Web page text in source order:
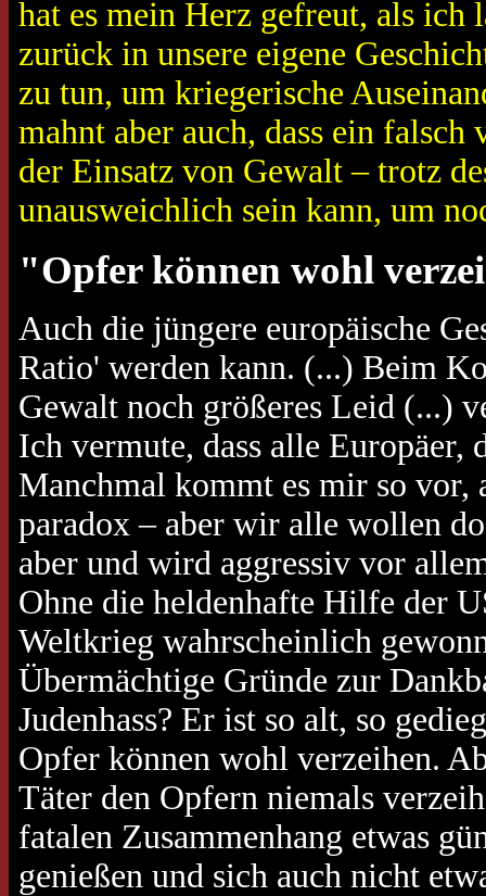
hat es mein Herz gefreut, als
zurück in unsere eigene
zu tun, um kriegerische
mahnt aber auch, dass ein
der Einsatz von Gewalt – trotz
unausweichlich sein kann, um
"Opfer können wohl
Auch die jüngere europäische
Ratio' werden kann. (...) Beim
Gewalt noch größeres Leid (...)
Ich vermute, dass alle Europäer,
Manchmal kommt es mir so vor,
paradox – aber wir alle wollen
aber und wird aggressiv vor
Ohne die heldenhafte Hilfe der
Weltkrieg wahrscheinlich
Übermächtige Gründe zur
Judenhass? Er ist so alt, so
Opfer können wohl verzeihen.
Täter den Opfern niemals
fatalen Zusammenhang etwas
genießen und sich auch nicht